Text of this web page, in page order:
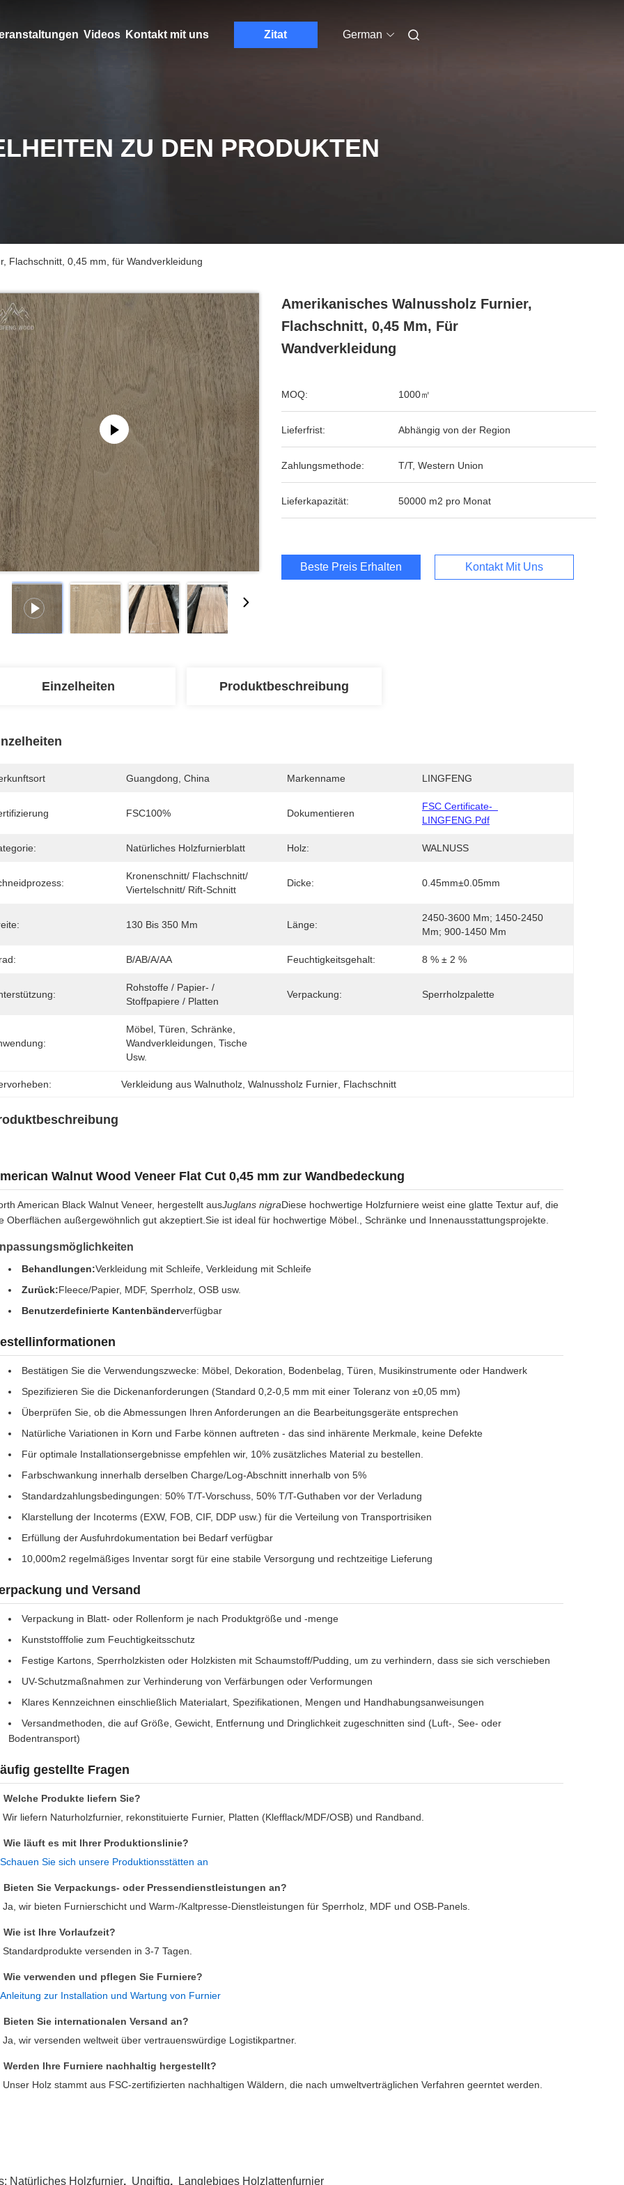
Videos Kontakt mit uns Zitat German
ZU DEN PRODUKTEN
Flachschnitt, 0,45 mm, für Wandverkleidung
Amerikanisches Walnussholz Furnier,
Flachschnitt, 0,45 Mm, Für
Wandverkleidung
MOQ: 1000㎡
Lieferfrist: Abhängig von der Region
Zahlungsmethode: T/T, Western Union
Lieferkapazität: 50000 m2 pro Monat
Beste Preis Erhalten Kontakt Mit Uns
Einzelheiten Produktbeschreibung
Guangdong, China Markenname LINGFENG
FSC100% Dokumentieren
FSC Certificate-
LINGFENG.pdf
Natürliches Holzfurnierblatt Holz: WALNUSS
Kronenschnitt/ Flachschnitt/
Viertelschnitt/ Rift-Schnitt
Dicke: 0.45mm±0.05mm
130 Bis 350 Mm Länge:
2450-3600 Mm; 1450-2450
Mm; 900-1450 Mm
B/AB/A/AA Feuchtigkeitsgehalt: 8 % ± 2 %
Rohstoffe / Papier- /
Stoffpapiere / Platten
Verpackung: Sperrholzpalette
Möbel, Türen, Schränke,
Wandverkleidungen, Tische
Usw.
Verkleidung aus Walnutholz , Walnussholz Furnier Flachschnitt
Walnut Wood Veneer Flat Cut 0,45 mm zur Wandbedeckung
American Black Walnut Veneer, hergestellt ausJuglans nigraDiese hochwertige Holzfurniere weist eine glatte Textur auf, die
Oberflächen außergewöhnlich gut akzeptiert.Sie ist ideal für hochwertige Möbel., Schränke und Innenausstattungsprojekte.
Behandlungen:Verkleidung mit Schleife, Verkleidung mit Schleife
Zurück:Fleece/Papier, MDF, Sperrholz, OSB usw.
Benutzerdefinierte Kantenbänderverfügbar
Bestätigen Sie die Verwendungszwecke: Möbel, Dekoration, Bodenbelag, Türen, Musikinstrumente oder Handwerk
Spezifizieren Sie die Dickenanforderungen (Standard 0,2-0,5 mm mit einer Toleranz von ±0,05 mm)
Überprüfen Sie, ob die Abmessungen Ihren Anforderungen an die Bearbeitungsgeräte entsprechen
Natürliche Variationen in Korn und Farbe können auftreten - das sind inhärente Merkmale, keine Defekte
Für optimale Installationsergebnisse empfehlen wir, 10% zusätzliches Material zu bestellen.
Farbschwankung innerhalb derselben Charge/Log-Abschnitt innerhalb von 5%
Standardzahlungsbedingungen: 50% T/T-Vorschuss, 50% T/T-Guthaben vor der Verladung
Klarstellung der Incoterms (EXW, FOB, CIF, DDP usw.) für die Verteilung von Transportrisiken
Erfüllung der Ausfuhrdokumentation bei Bedarf verfügbar
10,000m2 regelmäßiges Inventar sorgt für eine stabile Versorgung und rechtzeitige Lieferung
und Versand
Verpackung in Blatt- oder Rollenform je nach Produktgröße und -menge
Kunststofffolie zum Feuchtigkeitsschutz
Festige Kartons, Sperrholzkisten oder Holzkisten mit Schaumstoff/Pudding, um zu verhindern, dass sie sich verschieben
UV-Schutzmaßnahmen zur Verhinderung von Verfärbungen oder Verformungen
Klares Kennzeichnen einschließlich Materialart, Spezifikationen, Mengen und Handhabungsanweisungen
Versandmethoden, die auf Größe, Gewicht, Entfernung und Dringlichkeit zugeschnitten sind (Luft-, See- oder
Bodentransport)
gestellte Fragen
Welche Produkte liefern Sie?
Wir liefern Naturholzfurnier, rekonstituierte Furnier, Platten (Klefflack/MDF/OSB) und Randband.
Wie läuft es mit Ihrer Produktionslinie?
Schauen Sie sich unsere Produktionsstätten an
Bieten Sie Verpackungs- oder Pressendienstleistungen an?
Ja, wir bieten Furnierschicht und Warm-/Kaltpresse-Dienstleistungen für Sperrholz, MDF und OSB-Panels.
Wie ist Ihre Vorlaufzeit?
Standardprodukte versenden in 3-7 Tagen.
Wie verwenden und pflegen Sie Furniere?
Anleitung zur Installation und Wartung von Furnier
Bieten Sie internationalen Versand an?
Ja, wir versenden weltweit über vertrauenswürdige Logistikpartner.
Werden Ihre Furniere nachhaltig hergestellt?
Unser Holz stammt aus FSC-zertifizierten nachhaltigen Wäldern, die nach umweltverträglichen Verfahren geerntet werden.
Natürliches Holzfurnier, Ungiftig, Langlebiges Holzlattenfurnier